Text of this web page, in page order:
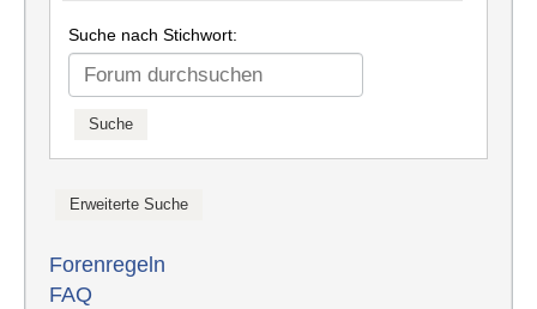
Suche nach Stichwort:
Forenregeln
FAQ